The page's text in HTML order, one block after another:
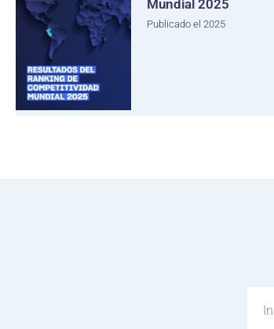
Mundial 2025
Publicado el 2025